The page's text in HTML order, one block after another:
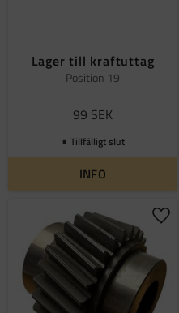
Lager till kraftuttag
Position 19
99 SEK
Tillfälligt slut
INFO